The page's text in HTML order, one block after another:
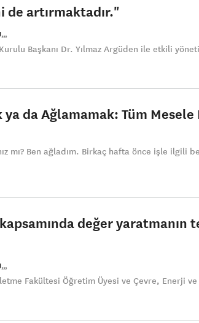
artırmaktadır."
Başkanı Dr. Yılmaz Argüden ile etkili
da Ağlamamak: Tüm Mesele
mı? Ben ağladım. Birkaç hafta önce işle ilgili
değer yaratmanın
Fakültesi Öğretim Üyesi ve Çevre, Enerji